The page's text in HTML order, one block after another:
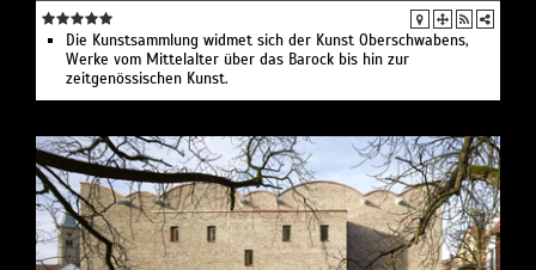
Die Kunstsammlung widmet sich der Kunst Oberschwabens,
Werke vom Mittelalter über das Barock bis hin zur
zeitgenössischen Kunst.